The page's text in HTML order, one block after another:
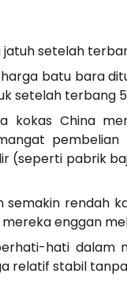
setelah
batu bara
setelah terbang
kokas China
(seperti pabrik
semakin rendah
enggan
hati dalam
relatif stabil